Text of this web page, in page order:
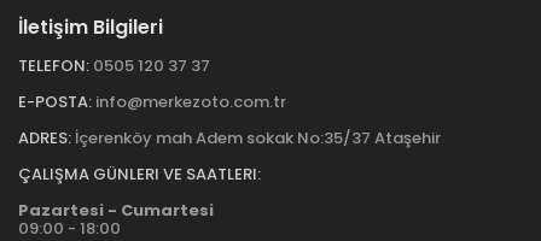
İletişim Bilgileri
TELEFON: 0505 120 37 37
E-POSTA: info@merkezoto.com.tr
ADRES: İçerenköy mah Adem sokak No:35/37 Ataşehir
ÇALIŞMA GÜNLERI VE SAATLERI:
Pazartesi - Cumartesi
09:00 - 18:00